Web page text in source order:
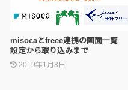
misocaとfreee連携の画面一覧
設定から取り込みまで
2019年1月8日